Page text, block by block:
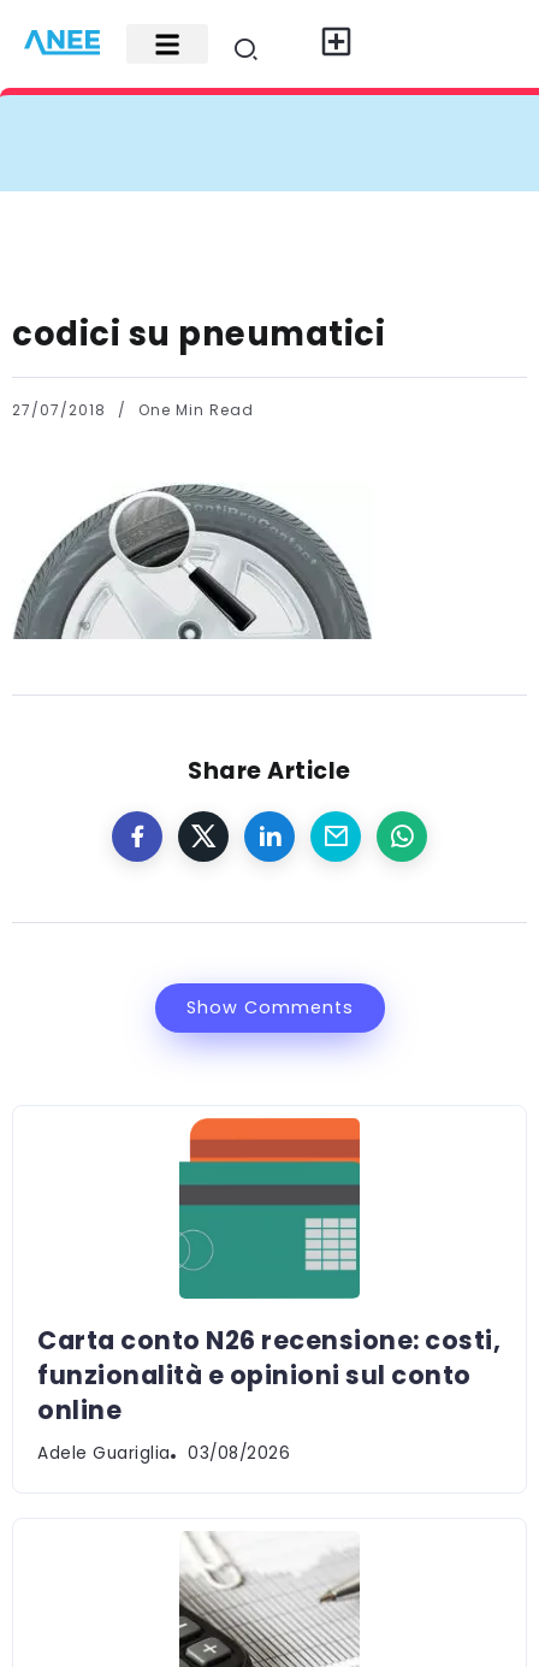
codici su pneumatici
27/07/2018 One Min Read
Share Article
Show Comments
Carta conto N26 recensione: costi,
funzionalità e opinioni sul conto
online
Adele Guariglia 03/08/2026